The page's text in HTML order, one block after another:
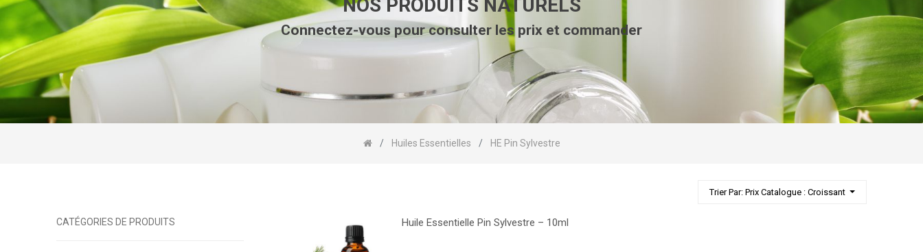
NOS PRODUITS NATURELS
Connectez-vous pour consulter les prix et commander
Huiles Essentielles HE Pin Sylvestre
Trier Par: Prix Catalogue : Croissant
CATÉGORIES DE PRODUITS Huile Essentielle Pin Sylvestre – 10ml